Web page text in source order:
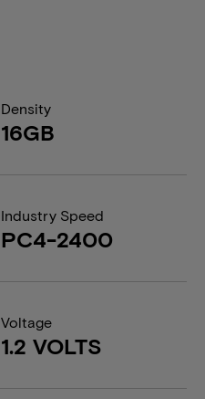
Density
16GB
Industry Speed
PC4-2400
Voltage
1.2 VOLTS